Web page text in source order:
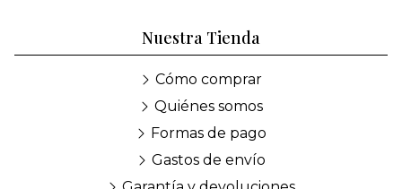
Nuestra Tienda
Cómo comprar
Quiénes somos
Formas de pago
Gastos de envío